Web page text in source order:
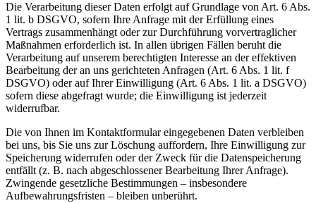
Die Verarbeitung dieser Daten erfolgt auf Grundlage von Art. 6 Abs.
1 lit. b DSGVO, sofern Ihre Anfrage mit der Erfüllung eines
Vertrags zusammenhängt oder zur Durchführung vorvertraglicher
Maßnahmen erforderlich ist. In allen übrigen Fällen beruht die
Verarbeitung auf unserem berechtigten Interesse an der effektiven
Bearbeitung der an uns gerichteten Anfragen (Art. 6 Abs. 1 lit. f
DSGVO) oder auf Ihrer Einwilligung (Art. 6 Abs. 1 lit. a DSGVO)
sofern diese abgefragt wurde; die Einwilligung ist jederzeit
widerrufbar.
Die von Ihnen im Kontaktformular eingegebenen Daten verbleiben
bei uns, bis Sie uns zur Löschung auffordern, Ihre Einwilligung zur
Speicherung widerrufen oder der Zweck für die Datenspeicherung
entfällt (z. B. nach abgeschlossener Bearbeitung Ihrer Anfrage).
Zwingende gesetzliche Bestimmungen – insbesondere
Aufbewahrungsfristen – bleiben unberührt.